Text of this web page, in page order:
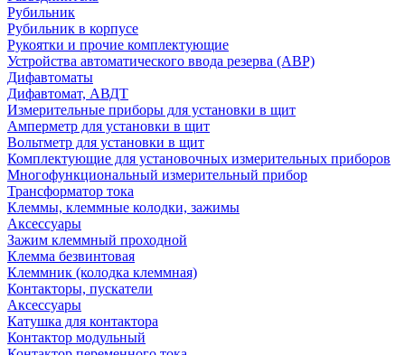
Рубильник
Рубильник в корпусе
Рукоятки и прочие комплектующие
Устройства автоматического ввода резерва (АВР)
Дифавтоматы
Дифавтомат, АВДТ
Измерительные приборы для установки в щит
Амперметр для установки в щит
Вольтметр для установки в щит
Комплектующие для установочных измерительных приборов
Многофункциональный измерительный прибор
Трансформатор тока
Клеммы, клеммные колодки, зажимы
Аксессуары
Зажим клеммный проходной
Клемма безвинтовая
Клеммник (колодка клеммная)
Контакторы, пускатели
Аксессуары
Катушка для контактора
Контактор модульный